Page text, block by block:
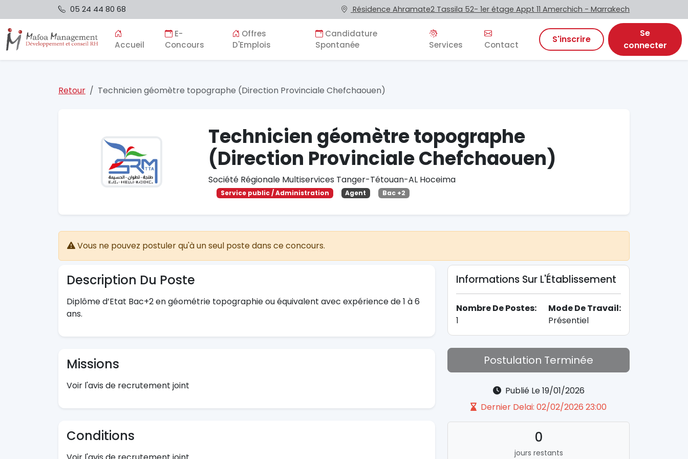
05 24 44 80 68 Résidence Ahramate2 Tassila 52- 1er étage Appt 11 Amerchich - Marrakech
Accueil
E-
Concours
Offres
D'Emplois
Candidature
Spontanée
Services Contact S'inscrire
Se
connecter
Retour Technicien géomètre topographe (Direction Provinciale Chefchaouen)
Technicien géomètre topographe
(Direction Provinciale Chefchaouen)
Société Régionale Multiservices Tanger-Tétouan-AL Hoceima
Service public / Administration Agent Bac +2
Vous ne pouvez postuler qu'à un seul poste dans ce concours.
Description Du Poste
Diplôme d’Etat Bac+2 en géométrie topographie ou équivalent avec expérience de 1 à 6
ans.
Missions
Voir l'avis de recrutement joint
Conditions
Informations Sur L'Établissement
Nombre De Postes:
1
Mode De Travail:
Présentiel
Postulation Terminée
Publié Le 19/01/2026
Dernier Delai: 02/02/2026 23:00
0
jours restants